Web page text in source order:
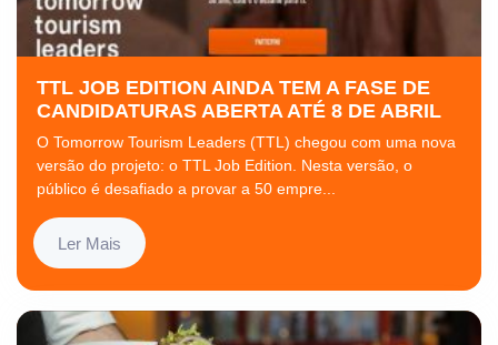
TTL JOB EDITION AINDA TEM A FASE DE
CANDIDATURAS ABERTA ATÉ 8 DE ABRIL
O Tomorrow Tourism Leaders (TTL) chegou com uma nova
versão do projeto: o TTL Job Edition. Nesta versão, o
público é desafiado a provar a 50 empre...
Ler Mais